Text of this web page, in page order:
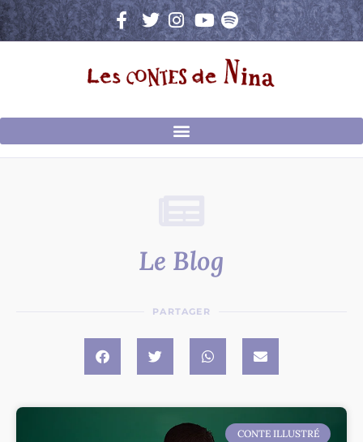
Aller
au
contenu
Le Blog
PARTAGER
CONTE ILLUSTRÉ